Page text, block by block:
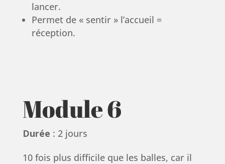
lancer.
Permet de « sentir » l’accueil =
réception.
Module 6
Durée : 2 jours
10 fois plus difficile que les balles, car il